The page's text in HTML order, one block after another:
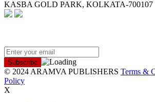
KASBA GOLD PARK, KOLKATA-700107
© 2024 ARAMVA PUBLISHERS Terms &
Policy
X